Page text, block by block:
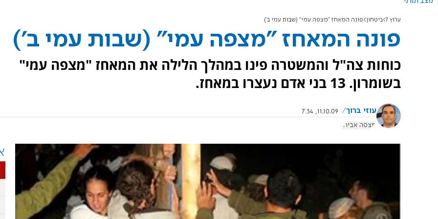
ערוץ 7 ביטחון פונה המאחז "מצפה עמי" (שבות עמי ב')
פונה המאחז "מצפה עמי" (שבות עמי ב')
כוחות צה"ל והמשטרה פינו במהלך הלילה את המאחז "מצפה עמי"
בשומרון. 13 בני אדם נעצרו במאחז.
עוזי ברוך
11.10.09, 7:34
מצפה אביחי